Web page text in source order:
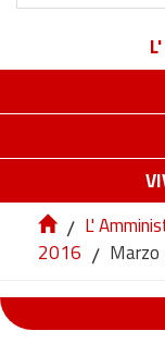
/ L'
2016 / Marzo